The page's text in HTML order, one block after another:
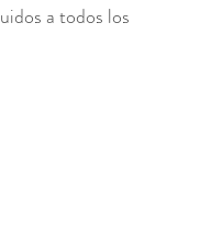
a todos los